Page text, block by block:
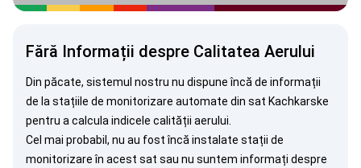
Fără Informații despre Calitatea Aerului
Din păcate, sistemul nostru nu dispune încă de informații
de la stațiile de monitorizare automate din sat Kachkarske
pentru a calcula indicele calității aerului.
Cel mai probabil, nu au fost încă instalate stații de
monitorizare în acest sat sau nu suntem informați despre